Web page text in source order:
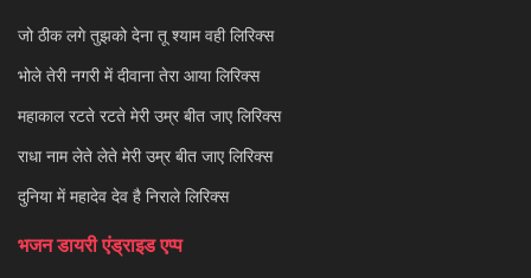
जो ठीक लगे तुझको देना तू श्याम वही लिरिक्स
भोले तेरी नगरी में दीवाना तेरा आया लिरिक्स
महाकाल रटते रटते मेरी उम्र बीत जाए लिरिक्स
राधा नाम लेते लेते मेरी उम्र बीत जाए लिरिक्स
दुनिया में महादेव देव है निराले लिरिक्स
भजन डायरी एंड्राइड एप्प